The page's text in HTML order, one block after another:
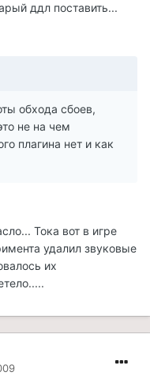
ддл поставить...
обхода сбоев,
не на чем
плагина нет и как
Тока вот в игре
удалил звуковые
их